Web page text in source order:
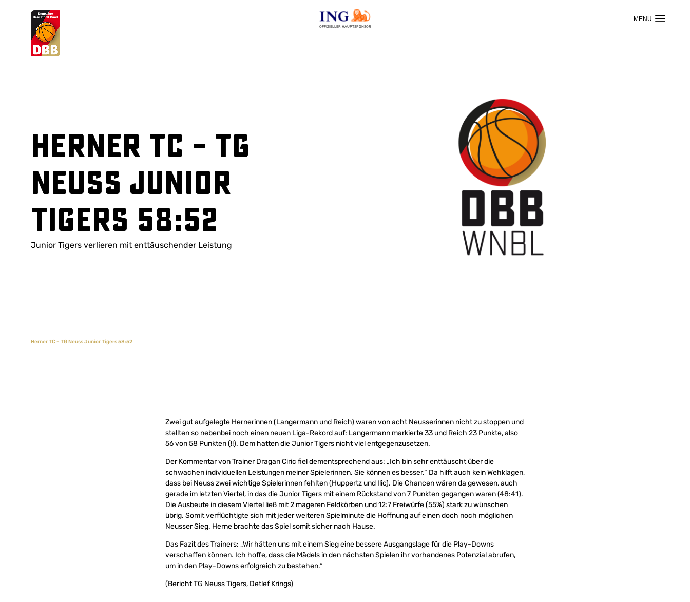
OFFIZIELLER HAUPTSPONSOR
Suchvorschläge
Herner TC – TG
Neuss Junior
Tigers 58:52
Junior Tigers verlieren mit enttäuschender Leistung
Herner TC – TG Neuss Junior Tigers 58:52
Zwei gut aufgelegte Hernerinnen (Langermann und Reich) waren von acht Neusserinnen nicht zu stoppen und
stellten so nebenbei noch einen neuen Liga-Rekord auf: Langermann markierte 33 und Reich 23 Punkte, also
56 von 58 Punkten (!!). Dem hatten die Junior Tigers nicht viel entgegenzusetzen.
Der Kommentar von Trainer Dragan Ciric fiel dementsprechend aus: „Ich bin sehr enttäuscht über die
schwachen individuellen Leistungen meiner Spielerinnen. Sie können es besser.“ Da hilft auch kein Wehklagen,
dass bei Neuss zwei wichtige Spielerinnen fehlten (Huppertz und Ilic). Die Chancen wären da gewesen, auch
gerade im letzten Viertel, in das die Junior Tigers mit einem Rückstand von 7 Punkten gegangen waren (48:41).
Die Ausbeute in diesem Viertel ließ mit 2 mageren Feldkörben und 12:7 Freiwürfe (55%) stark zu wünschen
übrig. Somit verflüchtigte sich mit jeder weiteren Spielminute die Hoffnung auf einen doch noch möglichen
Neusser Sieg. Herne brachte das Spiel somit sicher nach Hause.
Das Fazit des Trainers: „Wir hätten uns mit einem Sieg eine bessere Ausgangslage für die Play-Downs
verschaffen können. Ich hoffe, dass die Mädels in den nächsten Spielen ihr vorhandenes Potenzial abrufen,
um in den Play-Downs erfolgreich zu bestehen.“
(Bericht TG Neuss Tigers, Detlef Krings)